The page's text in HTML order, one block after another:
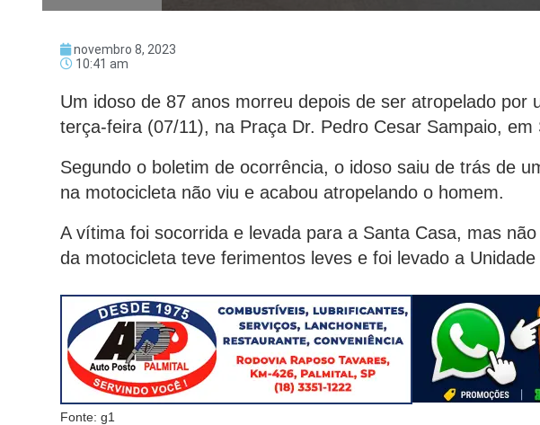
novembro 8, 2023
10:41 am
Um idoso de 87 anos morreu depois de ser atropelado por
terça-feira (07/11), na Praça Dr. Pedro Cesar Sampaio,
Segundo o boletim de ocorrência, o idoso saiu de trás de
na motocicleta não viu e acabou atropelando o homem.
A vítima foi socorrida e levada para a Santa Casa, mas
da motocicleta teve ferimentos leves e foi levado a
Fonte: g1